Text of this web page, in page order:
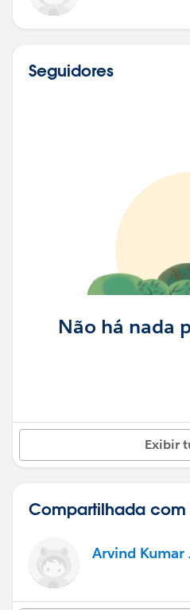
Seguidores
Não há nada
Exibir
Compartilhada com
Arvind Kumar